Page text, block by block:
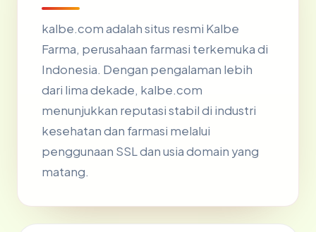
kalbe.com adalah situs resmi Kalbe
Farma, perusahaan farmasi terkemuka di
Indonesia. Dengan pengalaman lebih
dari lima dekade, kalbe.com
menunjukkan reputasi stabil di industri
kesehatan dan farmasi melalui
penggunaan SSL dan usia domain yang
matang.